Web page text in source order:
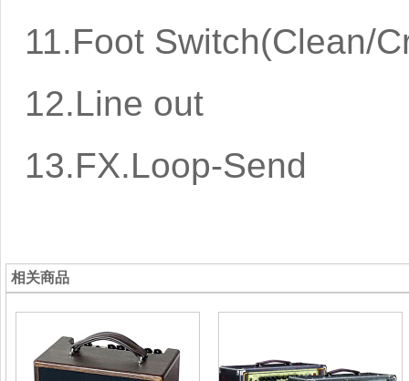
11.Foot Switch(Clean/
12.Line out
13.FX.Loop-Send
相关商品